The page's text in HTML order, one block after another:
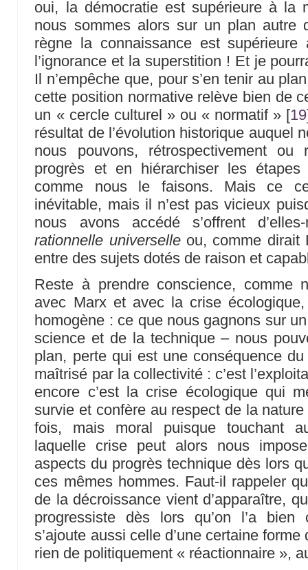
oui, la démocratie est supérieure à la
nous sommes alors sur un plan autre
règne la connaissance est
l’ignorance et la superstition ! Et je
Il n’empêche que, pour s’en tenir au
cette position normative relève bien de
un « cercle culturel » ou « normatif »[19
résultat de l’évolution historique auquel
nous pouvons, rétrospectivement ou
progrès et en hiérarchiser les
comme nous le faisons. Mais ce
inévitable, mais il n’est pas vicieux
nous avons accédé s’offrent
rationnelle universelleou, comme dirait
entre des sujets dotés de raison et
Reste à prendre conscience, comme
avec Marx et avec la crise
homogène : ce que nous gagnons sur
science et de la technique – nous
plan, perte qui est une conséquence
maîtrisé par la collectivité : c’est
encore c’est la crise écologique qui
survie et confère au respect de la
fois, mais moral puisque touchant
laquelle crise peut alors nous
aspects du progrès technique dès lors
ces mêmes hommes. Faut-il rappeler
de la décroissance vient d’apparaître,
progressiste dès lors qu’on l’a bien
s’ajoute aussi celle d’une certaine
rien de politiquement « réactionnaire »,